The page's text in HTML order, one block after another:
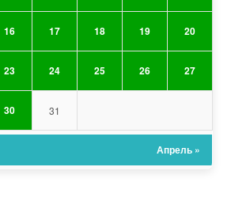
16 17 18 19 20
23 24 25 26 27
30 31
Апрель »